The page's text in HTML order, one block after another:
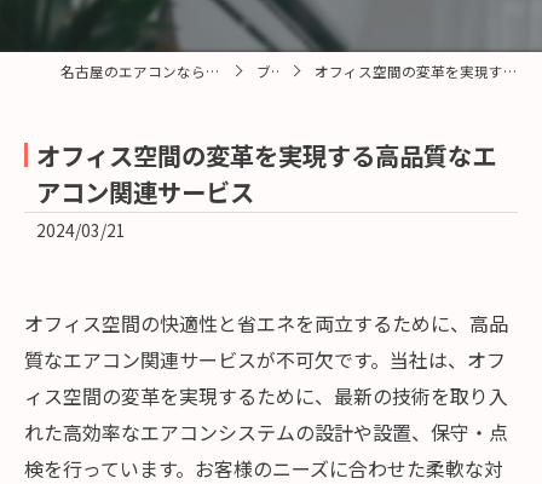
名古屋のエアコンなら有限会社富士メンテナンス ブログ オフィス空間の変革を実現する高品質なエアコン関連サービス
オフィス空間の変革を実現する高品質なエ
アコン関連サービス
2024/03/21
オフィス空間の快適性と省エネを両立するために、高品
質なエアコン関連サービスが不可欠です。当社は、オフ
ィス空間の変革を実現するために、最新の技術を取り入
れた高効率なエアコンシステムの設計や設置、保守・点
検を行っています。お客様のニーズに合わせた柔軟な対